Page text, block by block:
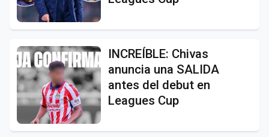
INCREÍBLE: Chivas
anuncia una SALIDA
antes del debut en
Leagues Cup